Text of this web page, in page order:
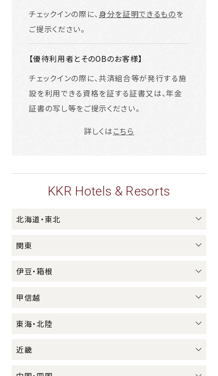
チェックインの際に、 身分を証明できるものを
ご提示ください。
【優待利用者とそのOBのお客様】
チェックインの際に、共済組合等が発行する施
設を利用できる資格を証する証書又は、年金
証書の写し等をご提示ください。
詳しくはこちら
KKR Hotels & Resorts
北海道・東北
関東
伊豆・箱根
甲信越
東海・北陸
近畿